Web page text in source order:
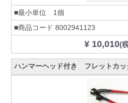
■最小単位 1個
■商品コード 8002941123
¥ 10,010(
ハンマーヘッド付き フレットカッ